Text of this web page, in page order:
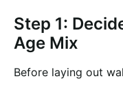
Step 1:
Age Mix
Before laying out